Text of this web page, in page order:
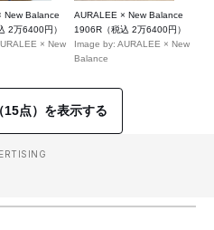
New Balance
2万6400円）
× New
AURALEE × New Balance
1906R（税込 2万6400円）
Image by: AURALEE × New
Balance
15点）を表示する